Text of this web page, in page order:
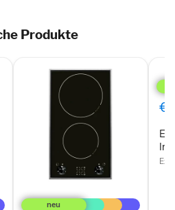
Produkte
KMC
EKC
2
RK